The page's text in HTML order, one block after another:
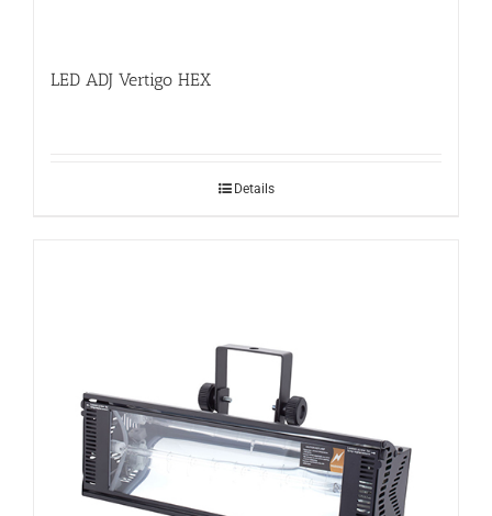
LED ADJ Vertigo HEX
Details